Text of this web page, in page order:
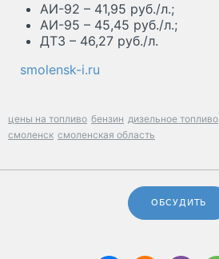
АИ-92 – 41,95 руб./л.;
АИ-95 – 45,45 руб./л.;
ДТЗ – 46,27 руб./л.
smolensk-i.ru
цены на топливо бензин дизельное топливо
смоленск смоленская область
ОБСУДИТЬ